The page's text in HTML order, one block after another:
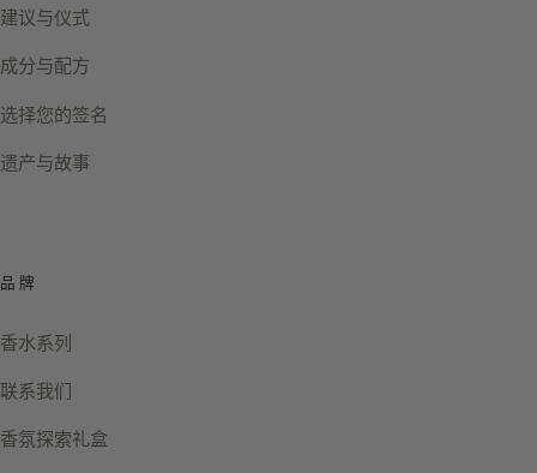
建议与仪式
成分与配方
选择您的签名
遗产与故事
品牌
香水系列
联系我们
香氛探索礼盒